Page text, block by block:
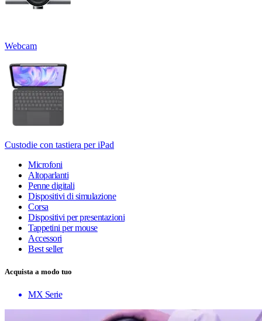
Webcam
Custodie con tastiera per iPad
Microfoni
Altoparlanti
Penne digitali
Dispositivi di simulazione
Corsa
Dispositivi per presentazioni
Tappetini per mouse
Accessori
Best seller
Acquista a modo tuo
MX Serie